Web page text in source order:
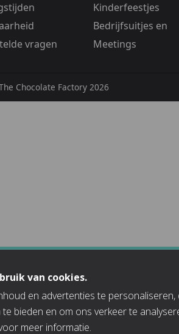
vragen
Kinderfeestjes
Bedrijfsuitjes en
Meetings
Chocolate Factory 2026
van cookies.
en advertenties te personaliseren,
bieden en om ons verkeer te
meer informatie.